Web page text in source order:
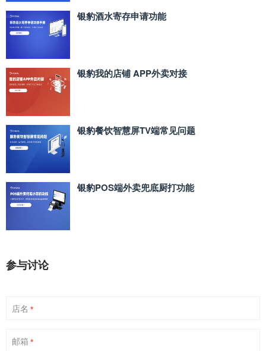
银豹酒水寄存申请功能
银豹我的店铺 APP外卖对接
银豹餐饮智慧屏TV端常见问题
银豹POS端外卖兜底厨打功能
参与讨论
店名 *
邮箱 *